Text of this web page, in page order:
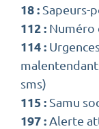
18 : Sapeurs-
112 : Numéro
114 :
sms)
115 : Samu
197 : Alerte